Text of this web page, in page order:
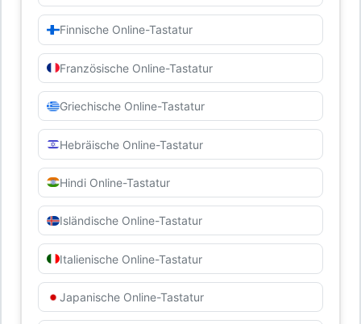
Finnische Online-Tastatur
Französische Online-Tastatur
Griechische Online-Tastatur
Hebräische Online-Tastatur
Hindi Online-Tastatur
Isländische Online-Tastatur
Italienische Online-Tastatur
Japanische Online-Tastatur